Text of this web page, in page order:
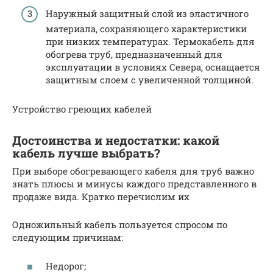
Наружный защитный слой из эластичного
материала, сохраняющего характеристики
при низких температурах. Термокабель для
обогрева труб, предназначенный для
эксплуатации в условиях Севера, оснащается
защитным слоем с увеличенной толщиной.
Устройство греющих кабелей
Достоинства и недостатки: какой
кабель лучше выбрать?
При выборе обогревающего кабеля для труб важно
знать плюсы и минусы каждого представленного в
продаже вида. Кратко перечислим их
Одножильный кабель пользуется спросом по
следующим причинам:
Недорог;